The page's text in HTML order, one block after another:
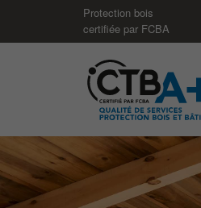
Panneau de gestion des cookies
Protection bois
certifiée par FCBA